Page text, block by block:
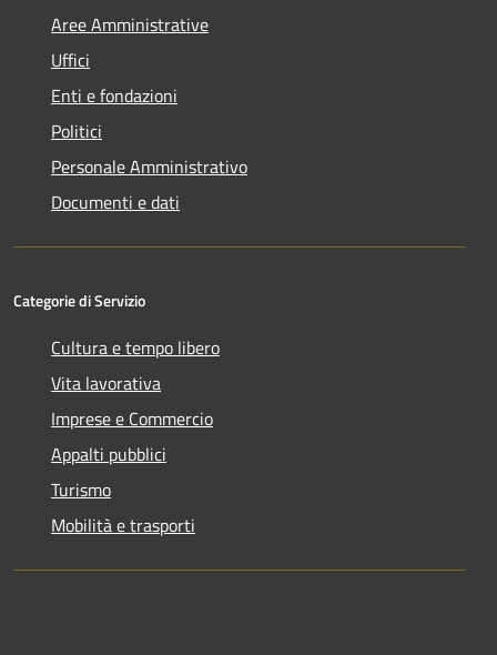
Aree Amministrative
Uffici
Enti e fondazioni
Politici
Personale Amministrativo
Documenti e dati
Categorie di Servizio
Cultura e tempo libero
Vita lavorativa
Imprese e Commercio
Appalti pubblici
Turismo
Mobilità e trasporti